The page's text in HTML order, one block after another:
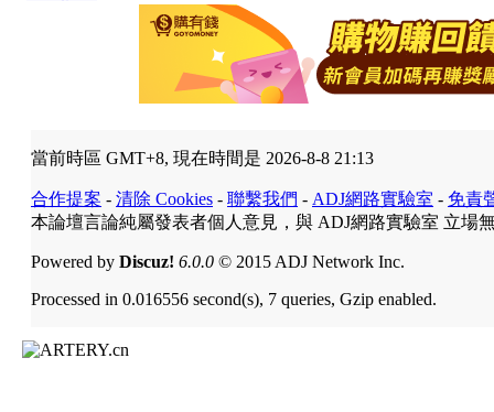
當前時區 GMT+8, 現在時間是 2026-8-8 21:13
合作提案 - 清除 Cookies - 聯繫我們 - ADJ網路實驗室 - 免責
本論壇言論純屬發表者個人意見，與 ADJ網路實驗室 立場
Powered by Discuz! 6.0.0 © 2015 ADJ Network Inc.
Processed in 0.016556 second(s), 7 queries, Gzip enabled.